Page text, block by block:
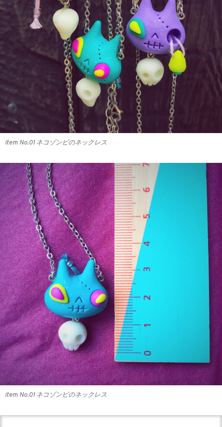
item No.01 ネコゾンビのネックレス
item No.01 ネコゾンビのネックレス